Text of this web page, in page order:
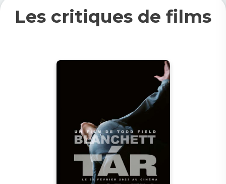
Les critiques de films